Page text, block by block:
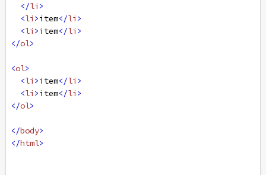
</li >
<li >item</li >
<li >item</li >
</ol>
<ol>
<li >item</li >
<li >item</li >
</ol>
</body>
</html>